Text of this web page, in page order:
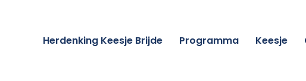
Herdenking Keesje Brijde Programma Keesje